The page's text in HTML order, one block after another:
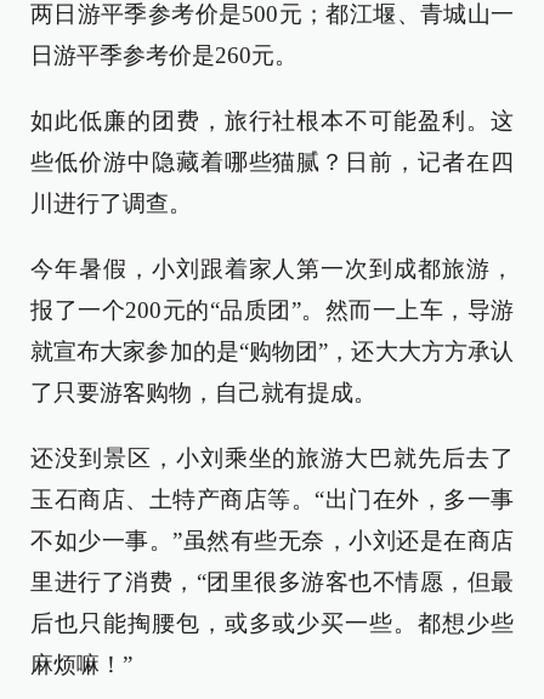
两日游平季参考价是500元；都江堰、青城山一
日游平季参考价是260元。
如此低廉的团费，旅行社根本不可能盈利。这
些低价游中隐藏着哪些猫腻？日前，记者在四
川进行了调查。
今年暑假，小刘跟着家人第一次到成都旅游，
报了一个200元的“品质团”。然而一上车，导游
就宣布大家参加的是“购物团”，还大大方方承认
了只要游客购物，自己就有提成。
还没到景区，小刘乘坐的旅游大巴就先后去了
玉石商店、土特产商店等。“出门在外，多一事
不如少一事。”虽然有些无奈，小刘还是在商店
里进行了消费，“团里很多游客也不情愿，但最
后也只能掏腰包，或多或少买一些。都想少些
麻烦嘛！”